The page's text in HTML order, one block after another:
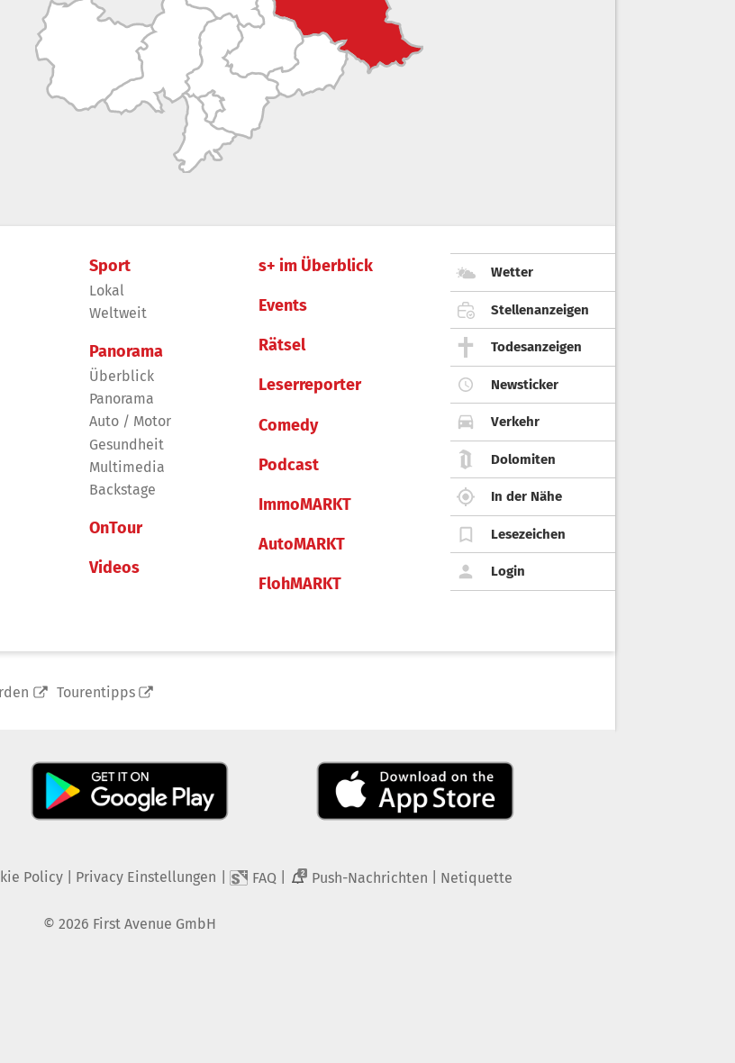
Sport
Lokal
Weltweit
Panorama
Überblick
Panorama
Auto / Motor
Gesundheit
Multimedia
Backstage
OnTour
Videos
s+ im Überblick
Events
Rätsel
Leserreporter
Comedy
Podcast
ImmoMARKT
AutoMARKT
FlohMARKT
Wetter
Stellenanzeigen
Todesanzeigen
Newsticker
Verkehr
Dolomiten
In der Nähe
Lesezeichen
Login
Tourentipps
Policy| Privacy Einstellungen FAQ 2 Push-Nachrichten Netiquette
© 2026 First Avenue GmbH